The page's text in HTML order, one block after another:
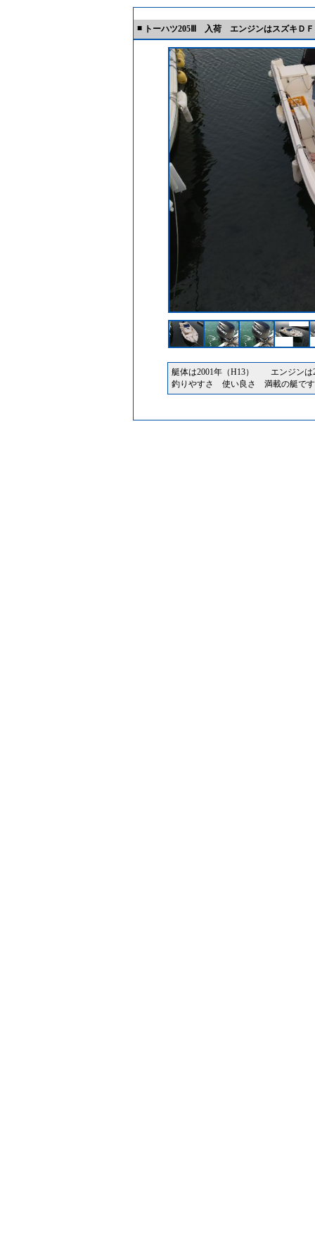
■ トーハツ205Ⅲ 入荷 エンジンはスズキＤ
艇体は2001年（H13） エンジンは
釣りやすさ 使い良さ 満載の艇で